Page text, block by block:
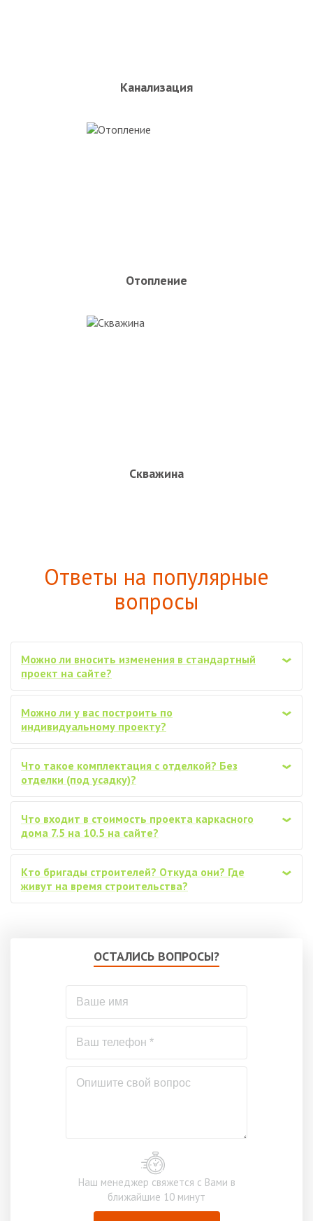
Канализация
Отопление
Скважина
Ответы на популярные
вопросы
‹
Можно ли вносить изменения в стандартный
проект на сайте?
‹
Можно ли у вас построить по
индивидуальному проекту?
‹
Что такое комплектация с отделкой? Без
отделки (под усадку)?
‹
Что входит в стоимость проекта каркасного
дома 7.5 на 10.5 на сайте?
‹
Кто бригады строителей? Откуда они? Где
живут на время строительства?
ОСТАЛИСЬ ВОПРОСЫ?
Наш менеджер свяжется с Вами в
ближайшие 10 минут